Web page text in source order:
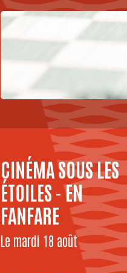
CINÉMA SOUS LES
ÉTOILES - EN
FANFARE
Le mardi 18 août